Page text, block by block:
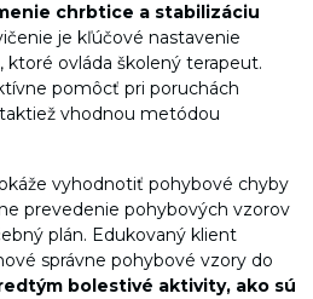
chrbtice a stabilizáciu
je kľúčové nastavenie
ktoré ovláda školený terapeut.
pomôcť pri poruchách
vhodnou metódou
vyhodnotiť pohybové chyby
prevedenie pohybových vzorov
plán. Edukovaný klient
správne pohybové vzory do
bolestivé aktivity, ako sú